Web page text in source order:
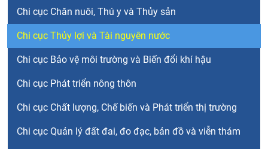
Chi cục Chăn nuôi, Thú y và Thủy sản
Chi cục Thủy lợi và Tài nguyên nước
Chi cục Bảo vệ môi trường và Biến đổi khí hậu
Chi cục Phát triển nông thôn
Chi cục Chất lượng, Chế biến và Phát triển thị trường
Chi cục Quản lý đất đai, đo đạc, bản đồ và viễn thám